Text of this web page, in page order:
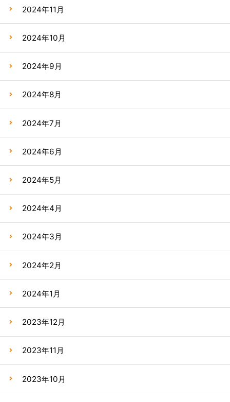
2024年11月
2024年10月
2024年9月
2024年8月
2024年7月
2024年6月
2024年5月
2024年4月
2024年3月
2024年2月
2024年1月
2023年12月
2023年11月
2023年10月